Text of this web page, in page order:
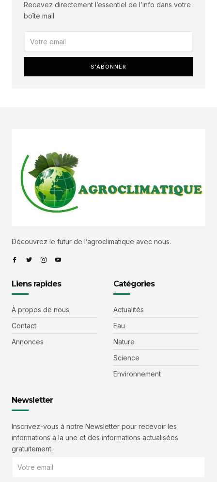
Recevez directement l’essentiel de l’info dans votre
boîte mail
S'ABONNER
Découvrez le futur de l’agroclimatique avec nous.
Liens rapides
À propos de nous
Contact
Annonces
Catégories
Actualités
Eau
Nature
Science
Environnement
Newsletter
Inscrivez-vous à notre Newsletter pour recevoir les
informations à la une et des informations actualisées
gratuitement.